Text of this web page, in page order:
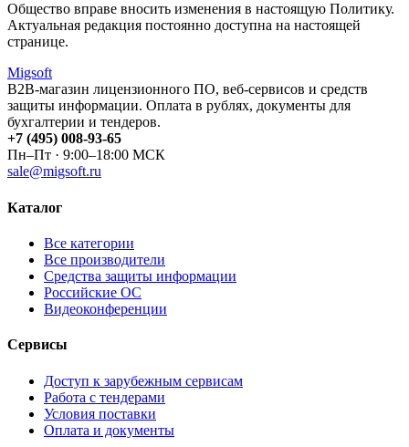
Общество вправе вносить изменения в настоящую Политику.
Актуальная редакция постоянно доступна на настоящей
странице.
Migsoft
B2B-магазин лицензионного ПО, веб-сервисов и средств
защиты информации. Оплата в рублях, документы для
бухгалтерии и тендеров.
+7 (495) 008-93-65
Пн–Пт · 9:00–18:00 МСК
sale@migsoft.ru
Каталог
Все категории
Все производители
Средства защиты информации
Российские ОС
Видеоконференции
Сервисы
Доступ к зарубежным сервисам
Работа с тендерами
Условия поставки
Оплата и документы